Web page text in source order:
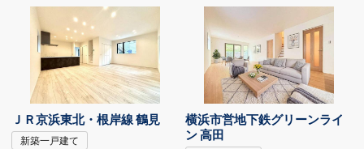
ＪＲ京浜東北・根岸線 鶴見
新築一戸建て
横浜市営地下鉄グリーンライ
ン 高田